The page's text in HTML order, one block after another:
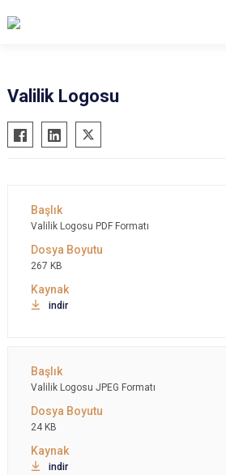
Valilik Logosu
Valilik Logosu PDF Formatı
267 KB
indir
Valilik Logosu JPEG Formatı
24 KB
indir